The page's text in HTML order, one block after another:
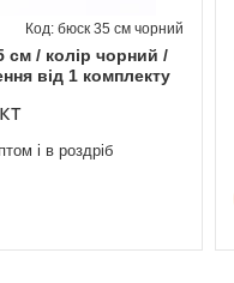
см / колір чорний /
від 1 комплекту
бюск 35 см чорний
і в роздріб